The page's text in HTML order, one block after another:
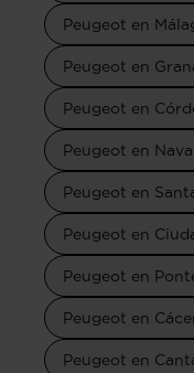
Peugeot en
Peugeot en
Peugeot en
Peugeot en
Peugeot en
Peugeot en
Peugeot en
Peugeot en
Peugeot en